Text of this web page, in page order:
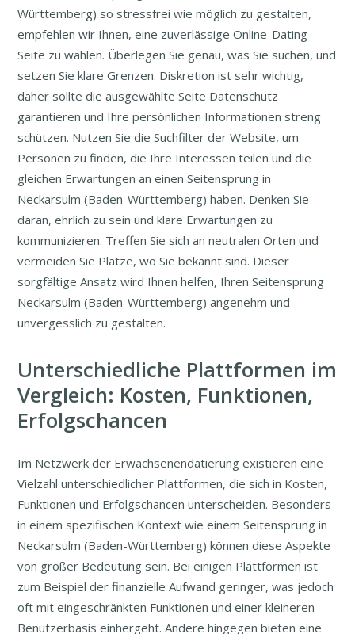
Württemberg) so stressfrei wie möglich zu gestalten,
empfehlen wir Ihnen, eine zuverlässige Online-Dating-
Seite zu wählen. Überlegen Sie genau, was Sie suchen, und
setzen Sie klare Grenzen. Diskretion ist sehr wichtig,
daher sollte die ausgewählte Seite Datenschutz
garantieren und Ihre persönlichen Informationen streng
schützen. Nutzen Sie die Suchfilter der Website, um
Personen zu finden, die Ihre Interessen teilen und die
gleichen Erwartungen an einen Seitensprung in
Neckarsulm (Baden-Württemberg) haben. Denken Sie
daran, ehrlich zu sein und klare Erwartungen zu
kommunizieren. Treffen Sie sich an neutralen Orten und
vermeiden Sie Plätze, wo Sie bekannt sind. Dieser
sorgfältige Ansatz wird Ihnen helfen, Ihren Seitensprung
Neckarsulm (Baden-Württemberg) angenehm und
unvergesslich zu gestalten.
Unterschiedliche Plattformen im
Vergleich: Kosten, Funktionen,
Erfolgschancen
Im Netzwerk der Erwachsenendatierung existieren eine
Vielzahl unterschiedlicher Plattformen, die sich in Kosten,
Funktionen und Erfolgschancen unterscheiden. Besonders
in einem spezifischen Kontext wie einem Seitensprung in
Neckarsulm (Baden-Württemberg) können diese Aspekte
von großer Bedeutung sein. Bei einigen Plattformen ist
zum Beispiel der finanzielle Aufwand geringer, was jedoch
oft mit eingeschränkten Funktionen und einer kleineren
Benutzerbasis einhergeht. Andere hingegen bieten eine